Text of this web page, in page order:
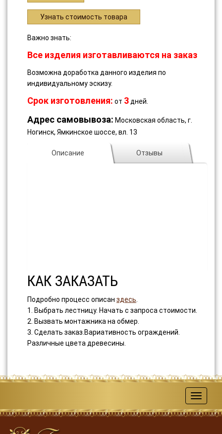
Узнать стоимость товара
Важно знать:
Все изделия изготавливаются на заказ
Возможна доработка данного изделия по
индивидуальному эскизу.
Срок изготовления: от 3 дней.
Адрес самовывоза: Московская область, г.
Ногинск, Ямкинское шоссе, вл. 13
Описание Отзывы
КАК ЗАКАЗАТЬ
Подробно процесс описан здесь
1. Выбрать лестницу. Начать с запроса стоимости.
2. Вызвать монтажника на обмер.
3. Сделать заказ.Вариативность ограждений.
Различные цвета древесины.
Меню